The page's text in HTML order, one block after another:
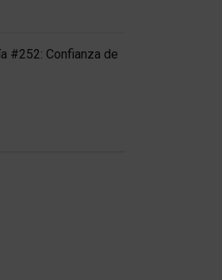
#252: Confianza de